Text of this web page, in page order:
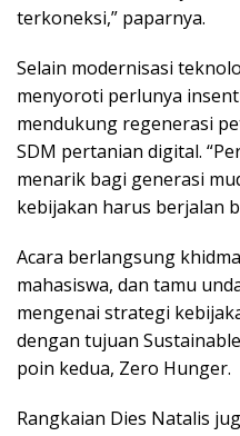
terkoneksi,” paparnya.
Selain modernisasi
menyoroti perlunya
mendukung regenerasi
SDM pertanian digital.
menarik bagi generasi
kebijakan harus berjalan
Acara berlangsung
mahasiswa, dan tamu
mengenai strategi
dengan tujuan
poin kedua, Zero Hunger.
Rangkaian Dies Natalis